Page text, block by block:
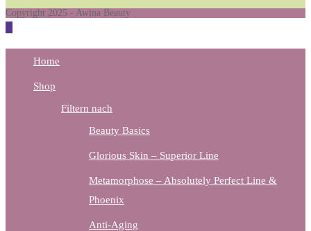
tab
Copyright 2025 - Awina Beauty
Home
Shop
Filtern nach
Beauty Basics
Glorious Skin – Superior Line
Metamorphose – Absolutely Perfect Line &
Phoenix
Anti-Aging